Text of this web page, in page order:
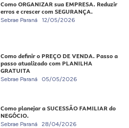
Como ORGANIZAR sua EMPRESA. Reduzir
erros e crescer com SEGURANÇA.
Sebrae Paraná 12/05/2026
Como definir o PREÇO DE VENDA. Passo a
passo atualizado com PLANILHA
GRATUITA
Sebrae Paraná 05/05/2026
Como planejar a SUCESSÃO FAMILIAR do
NEGÓCIO.
Sebrae Paraná 28/04/2026